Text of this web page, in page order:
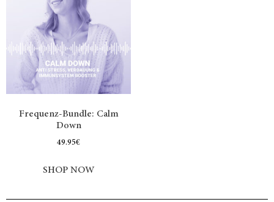
Frequenz-Bundle: Calm
Down
49.95€
SHOP NOW